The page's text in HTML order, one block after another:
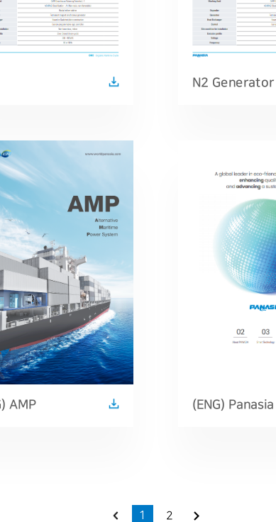
N2 Generator
AMP (ENG)
1 2